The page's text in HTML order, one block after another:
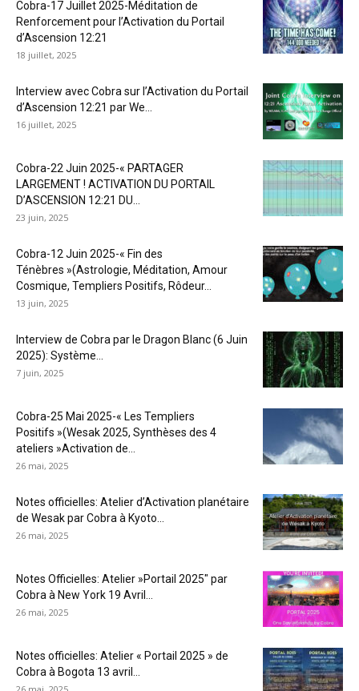
Cobra-17 Juillet 2025-Méditation de
Renforcement pour l’Activation du Portail
d’Ascension 12:21
18 juillet, 2025
Interview avec Cobra sur l’Activation du Portail
d’Ascension 12:21 par We...
16 juillet, 2025
Cobra-22 Juin 2025-« PARTAGER
LARGEMENT ! ACTIVATION DU PORTAIL
D’ASCENSION 12:21 DU...
23 juin, 2025
Cobra-12 Juin 2025-« Fin des
Ténèbres »(Astrologie, Méditation, Amour
Cosmique, Templiers Positifs, Rôdeur...
13 juin, 2025
Interview de Cobra par le Dragon Blanc (6 Juin
2025): Système...
7 juin, 2025
Cobra-25 Mai 2025-« Les Templiers
Positifs »(Wesak 2025, Synthèses des 4
ateliers »Activation de...
26 mai, 2025
Notes officielles: Atelier d’Activation planétaire
de Wesak par Cobra à Kyoto...
26 mai, 2025
Notes Officielles: Atelier »Portail 2025″ par
Cobra à New York 19 Avril...
26 mai, 2025
Notes officielles: Atelier « Portail 2025 » de
Cobra à Bogota 13 avril...